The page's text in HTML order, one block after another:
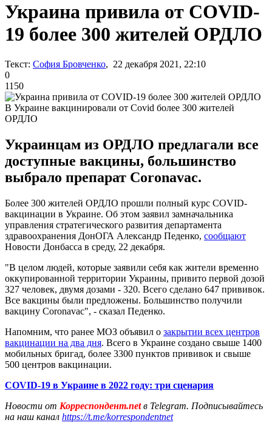
Украина привила от COVID-
19 более 300 жителей ОРДЛО
Текст: София Бровченко, 22 декабря 2021, 22:10
0
1150
В Украине вакцинировали от Covid более 300 жителей
ОРДЛО
Украинцам из ОРДЛО предлагали все
доступные вакцины, большинство
выбрало препарат Coronavac.
Более 300 жителей ОРДЛО прошли полный курс COVID-
вакцинации в Украине. Об этом заявил замначальника
управления стратегического развития департамента
здравоохранения ДонОГА Александр Педенко, сообщают
Новости Донбасса в среду, 22 декабря.
"В целом людей, которые заявили себя как жители временно
оккупированной территории Украины, привито первой дозой
327 человек, двумя дозами - 320. Всего сделано 647 прививок.
Все вакцины были предложены. Большинство получили
вакцину Coronavac", - сказал Педенко.
Напомним, что ранее МОЗ объявил о закрытии всех центров
вакцинации на два дня. Всего в Украине создано свыше 1400
мобильных бригад, более 3300 пунктов прививок и свыше
500 центров вакцинации.
COVID-19 в Украине в 2022 году: три сценария
Новости от Корреспондент.netв Telegram. Подписывайтесь
на наш канал https://t.me/korrespondentnet